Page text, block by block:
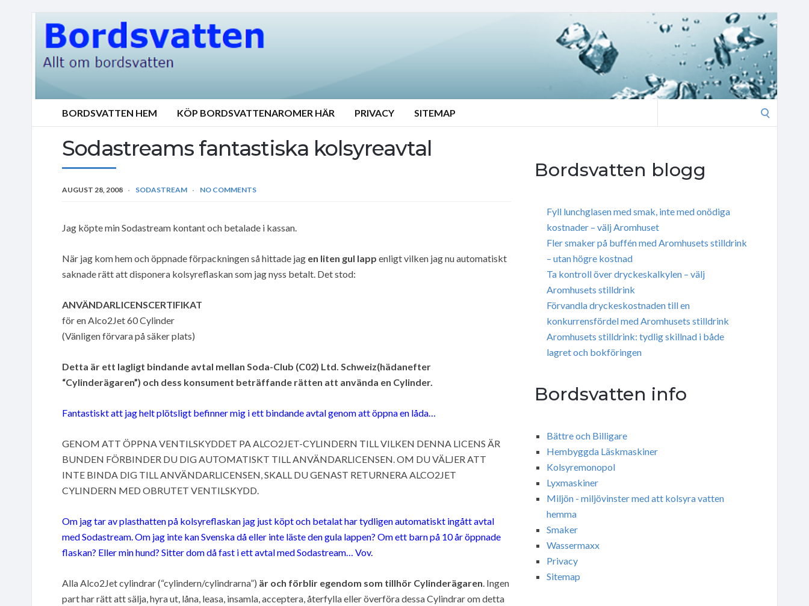
BORDSVATTEN HEM KÖP BORDSVATTENAROMER HÄR PRIVACY SITEMAP
Sodastreams fantastiska kolsyreavtal
AUGUST 28, 2008 SODASTREAM NO COMMENTS
Jag köpte min Sodastream kontant och betalade i kassan.
När jag kom hem och öppnade förpackningen så hittade jag en liten gul lapp enligt vilken jag nu automatiskt
saknade rätt att disponera kolsyreflaskan som jag nyss betalt. Det stod:
ANVÄNDARLICENSCERTIFIKAT
för en Alco2Jet 60 Cylinder
(Vänligen förvara på säker plats)
Detta är ett lagligt bindande avtal mellan Soda-Club (C02) Ltd. Schweiz(hädanefter
“Cylinderägaren”) och dess konsument beträffande rätten att använda en Cylinder.
Fantastiskt att jag helt plötsligt befinner mig i ett bindande avtal genom att öppna en låda…
GENOM ATT ÖPPNA VENTILSKYDDET PA ALCO2JET-CYLINDERN TILL VILKEN DENNA LICENS ÄR
BUNDEN FÖRBINDER DU DIG AUTOMATISKT TILL ANVÄNDARLICENSEN. OM DU VÄLJER ATT
INTE BINDA DIG TILL ANVÄNDARLICENSEN, SKALL DU GENAST RETURNERA ALCO2JET
CYLINDERN MED OBRUTET VENTILSKYDD.
Om jag tar av plasthatten på kolsyreflaskan jag just köpt och betalat har tydligen automatiskt ingått avtal
med Sodastream. Om jag inte kan Svenska då eller inte läste den gula lappen? Om ett barn på 10 år öppnade
flaskan? Eller min hund? Sitter dom då fast i ett avtal med Sodastream… Vov.
Alla Alco2Jet cylindrar (“cylindern/cylindrarna”) är och förblir egendom som tillhör Cylinderägaren. Ingen
part har rätt att sälja, hyra ut, låna, leasa, insamla, acceptera, återfylla eller överföra dessa Cylindrar om detta
Bordsvatten blogg
Fyll lunchglasen med smak, inte med onödiga
kostnader – välj Aromhuset
Fler smaker på buffén med Aromhusets stilldrink
– utan högre kostnad
Ta kontroll över dryckeskalkylen – välj
Aromhusets stilldrink
Förvandla dryckeskostnaden till en
konkurrensfördel med Aromhusets stilldrink
Aromhusets stilldrink: tydlig skillnad i både
lagret och bokföringen
Bordsvatten info
Bättre och Billigare
Hembyggda Läskmaskiner
Kolsyremonopol
Lyxmaskiner
Miljön - miljövinster med att kolsyra vatten
hemma
Smaker
Wassermaxx
Privacy
Sitemap